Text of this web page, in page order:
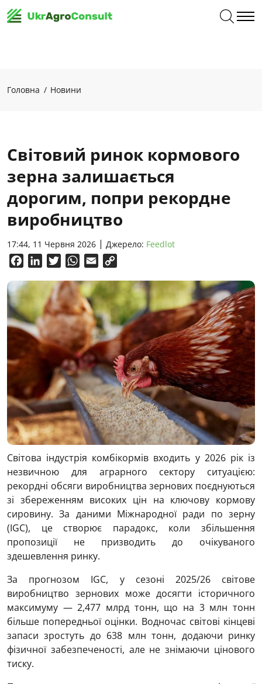
Головна Новини
Світовий ринок кормового
зерна залишається
дорогим, попри рекордне
виробництво
17:44, 11 Червня 2026 Джерело: Feedlot
FacebookLinkedInTwitterWhatsApp
Email
Світова індустрія комбікормів входить у 2026 рік із
незвичною для аграрного сектору ситуацією:
рекордні обсяги виробництва зернових поєднуються
зі збереженням високих цін на ключову кормову
сировину. За даними Міжнародної ради по зерну
(IGC), це створює парадокс, коли збільшення
пропозиції не призводить до очікуваного
здешевлення ринку.
За прогнозом IGC, у сезоні 2025/26 світове
виробництво зернових може досягти історичного
максимуму — 2,477 млрд тонн, що на 3 млн тонн
більше попередньої оцінки. Водночас світові кінцеві
запаси зростуть до 638 млн тонн, додаючи ринку
фізичної забезпеченості, але не знімаючи цінового
тиску.